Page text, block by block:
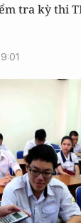
tra kỳ thi